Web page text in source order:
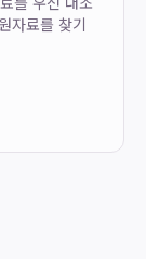
자료를 찾기